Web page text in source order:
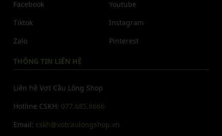
Facebook
Tiktok
Zalo
Youtube
Instagram
Pinterest
THÔNG TIN LIÊN HỆ
Liên hệ Vợt Cầu Lông Shop
Hotline CSKH: 077.685.6666
Email: cskh@votcaulongshop.vn